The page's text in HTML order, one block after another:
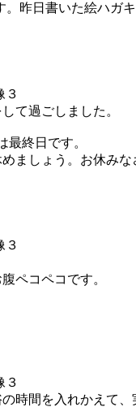
昨日書いた絵ハガ
て過ごしました。
終日です。
ましょう。お休みな
ペコペコです。
時間を入れかえて、